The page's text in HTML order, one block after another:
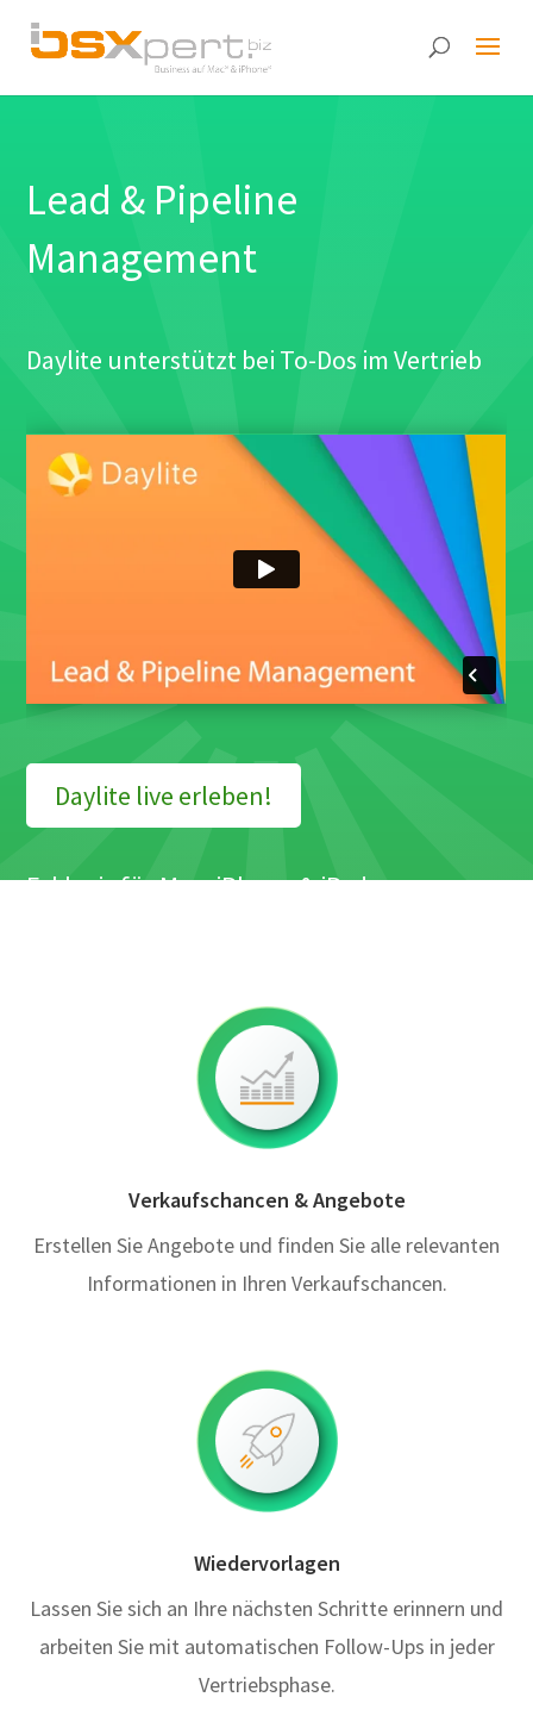
Lead & Pipeline
Management
Daylite unterstützt bei To-Dos im Vertrieb
Daylite live erleben!
Exklusiv für Mac, iPhone & iPad
Verkaufschancen & Angebote
Erstellen Sie Angebote und finden Sie alle relevanten
Informationen in Ihren Verkaufschancen.
Wiedervorlagen
Lassen Sie sich an Ihre nächsten Schritte erinnern und
arbeiten Sie mit automatischen Follow-Ups in jeder
Vertriebsphase.